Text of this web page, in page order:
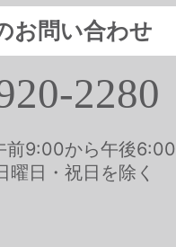
お問い合わせ
2280
前9:00から午後6:00
曜日・祝日を除く